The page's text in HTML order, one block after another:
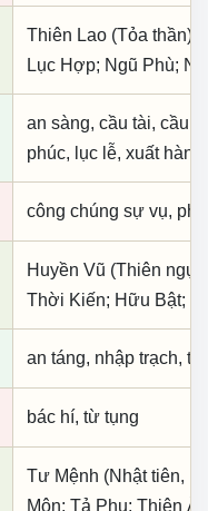
Thiên Lao (Tỏa thần);
Lục Hợp; Ngũ Phù;
an sàng, cầu tài, cầu
phúc, lục lễ, xuất
công chúng sự vụ,
Huyền Vũ (Thiên
Thời Kiến; Hữu Bật;
an táng, nhập trạch,
bác hí, từ tụng
Tư Mệnh (Nhật tiên,
Môn; Tả Phụ; Thiên